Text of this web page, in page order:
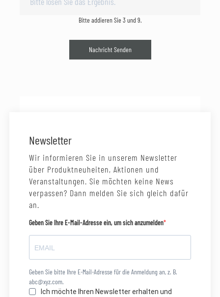
Bitte addieren Sie 3 und 9.
Nachricht Senden
Newsletter
Wir informieren Sie in unserem Newsletter
über Produktneuheiten, Aktionen und
Veranstaltungen. Sie möchten keine News
verpassen? Dann melden Sie sich gleich dafür
an.
Geben Sie Ihre E-Mail-Adresse ein, um sich anzumelden
Geben Sie bitte Ihre E-Mail-Adresse für die Anmeldung an, z. B.
abc@xyz.com.
Ich möchte Ihren Newsletter erhalten und